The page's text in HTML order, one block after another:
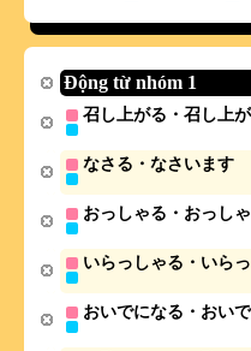
Động từ nhóm 1
召し上がる・召し上
なさる・なさいます
おっしゃる・おっし
いらっしゃる・いら
おいでになる・おい